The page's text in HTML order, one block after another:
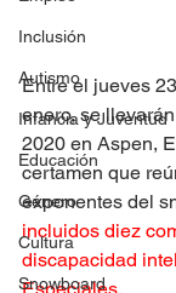
Inclusión
Autismo
Infancia y Juventud
Educación
Género
Cultura
Snowboard
Entre el jueves
enero, se
2020 en Aspen,
certamen que
exponentes del
incluidos diez
discapacidad